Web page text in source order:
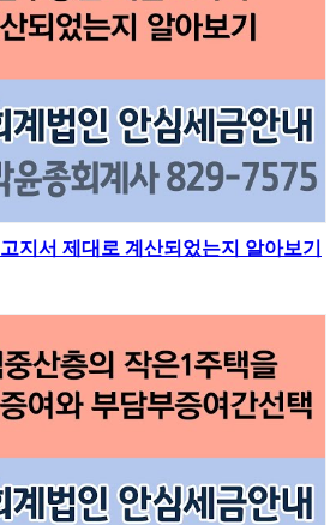
지서 제대로 계산되었는지 알아보기